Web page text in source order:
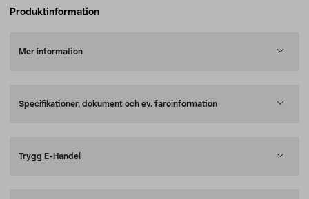
Produktinformation
Mer information
Specifikationer, dokument och ev. faroinformation
Trygg E-Handel